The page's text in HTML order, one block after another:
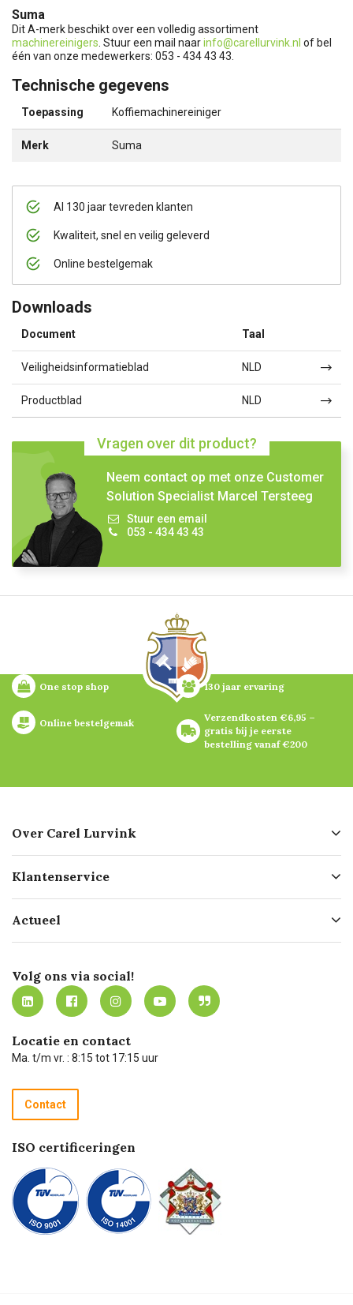
Al 130 jaar tevreden klanten
Kwaliteit, snel en veilig geleverd
Online bestelgemak
Downloads
Document Taal
Veiligheidsinformatieblad NLD
Productblad NLD
Vragen over dit product?
Neem contact op met onze Customer
Solution Specialist Marcel Tersteeg
Stuur een email
053 - 434 43 43
Suma
Dit A-merk beschikt over een volledig assortiment
machinereinigers . Stuur een mail naarinfo@carellurvink.nl of bel
één van onze medewerkers: 053 - 434 43 43.
Technische gegevens
Toepassing Koffiemachinereiniger
Merk Suma
One stop shop 130 jaar ervaring
Online bestelgemak
Verzendkosten €6,95 –
gratis bij je eerste
bestelling vanaf €200
Over Carel Lurvink
Geschiedenis
Missie
Werken bij Carel Lurvink
MVO
Klantenservice
Bezorgen
Mijn Carel Lurvink
Mijn Carel Lurvink instructievideo's
Carel Lurvink App
Hulp op afstand
Technische dienst
Recycle programma
Betalen
Actueel
Innovation LAB
Tevreden klanten
Carel Lurvink Blog
Carel de podcast
Volg ons via social!
Locatie en contact
Ma. t/m vr. : 8:15 tot 17:15 uur
Contact
ISO certificeringen